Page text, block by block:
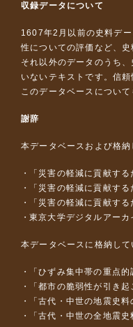
収録データについて
1607年2月以前の史料デー
性についての評価など、
それ以外のデータのうち
いないテキストです。信
このデータベースについて
謝辞
本データベースおよび格
「災害の軽減に貢献す
「災害の軽減に貢献す
「災害の軽減に貢献す
東京大学デジタルアーカ
本データベースに格納し
「ひずみ集中帯の重点
「都市の脆弱性が引き
「古代・中世の地震史
「古代・中世の全地震